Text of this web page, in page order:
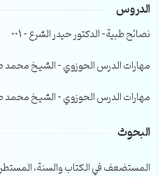
الدروس
نصائح طبية- الدكتور حيدر الشرع – 001
مهارات الدرس الحوزوي – الشيخ محمد
مهارات الدرس الحوزوي – الشيخ محمد
البحوث
المستضعف في الكتاب والسنة،